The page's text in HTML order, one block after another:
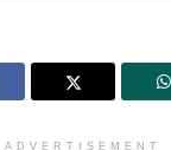
ADVERTISEMENT